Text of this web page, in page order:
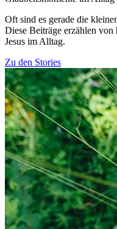
Oft sind es gerade die
Diese Beiträge erzählen
Jesus im Alltag.
Zu den Stories